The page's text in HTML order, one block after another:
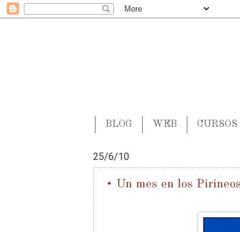
BLOG WEB
25/6/10
• Un mes en los Pirineos